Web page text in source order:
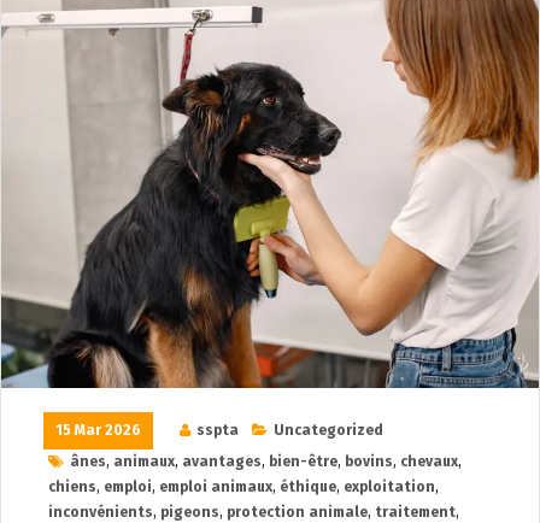
15 Mar 2026 sspta
Uncategorized
ânes, animaux, avantages, bien-être, bovins, chevaux,
chiens, emploi, emploi animaux, éthique, exploitation,
inconvénients, pigeons, protection animale, traitement,